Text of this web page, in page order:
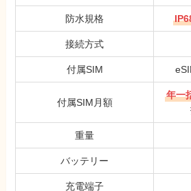
防水規格
接続方式
付属SIM
付属SIM月額
年一
重量
充電端子